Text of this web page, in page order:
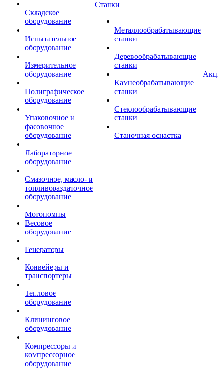
Складское
оборудование
Испытательное
оборудование
Измерительное
оборудование
Полиграфическое
оборудование
Упаковочное и
фасовочное
оборудование
Лабораторное
оборудование
Смазочное, масло- и
топливораздаточное
оборудование
Мотопомпы
Весовое
оборудование
Генераторы
Конвейеры и
транспортеры
Тепловое
оборудование
Клининговое
оборудование
Компрессоры и
компрессорное
оборудование
Станки
Металлообрабатывающие
станки
Деревообрабатывающие
станки
Камнеобрабатывающие
станки
Стеклообрабатывающие
станки
Станочная оснастка